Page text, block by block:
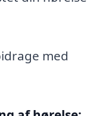
med